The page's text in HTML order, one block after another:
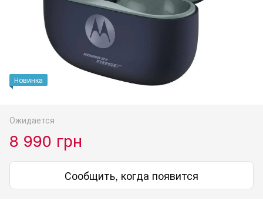
Новинка
Ожидается
8 990 грн
Сообщить, когда появится